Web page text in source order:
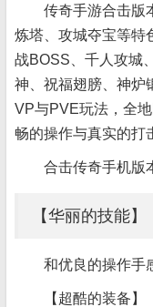
传奇手游合击版
炼塔、攻城夺宝等特
战BOSS、千人攻城
神、祝福翅膀、神炉
VP与PVE玩法，全
畅的操作与真实的打
合击传奇手机版
【华丽的技能】
和优良的操作手
【超酷的装备】